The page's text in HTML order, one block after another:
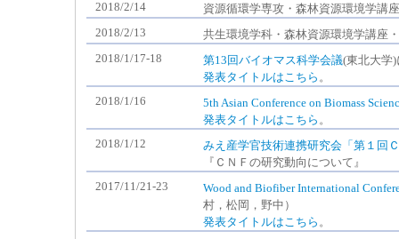
2018/2/14
資源循環学専攻・森林資源環境学講
2018/2/13
共生環境学科・森林資源環境学講座
2018/1/17-18
第13回バイオマス科学会議(東北大学
発表タイトルはこちら 。
2018/1/16
5th Asian Conference on Biomass
発表タイトルはこちら 。
2018/1/12
みえ産学官技術連携研究会「第１回
『ＣＮＦの研究動向について』
2017/11/21-23
Wood and Biofiber International
村，松岡，野中）
発表タイトルはこちら 。